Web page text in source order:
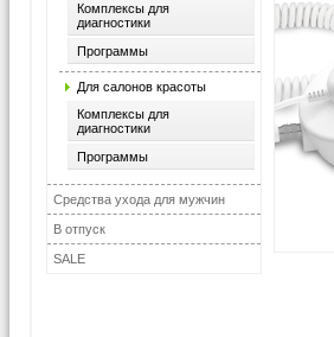
Комплексы для
диагностики
Программы
Для салонов красоты
Комплексы для
диагностики
Программы
Средства ухода для мужчин
В отпуск
SALE